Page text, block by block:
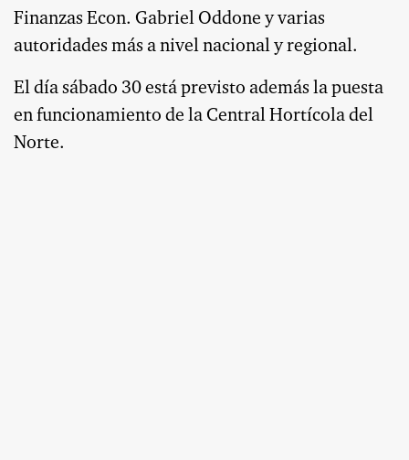
Finanzas Econ. Gabriel Oddone y varias
autoridades más a nivel nacional y regional.
El día sábado 30 está previsto además la puesta
en funcionamiento de la Central Hortícola del
Norte.